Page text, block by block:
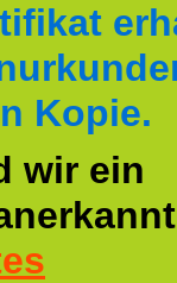
Kopie.
wir ein